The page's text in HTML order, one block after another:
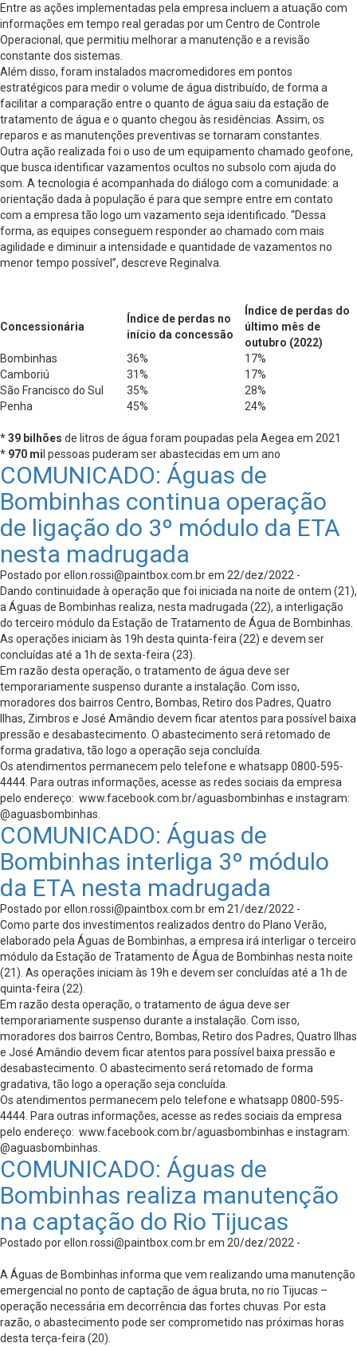
Entre as ações implementadas pela empresa incluem a atuação com
informações em tempo real geradas por um Centro de Controle
Operacional, que permitiu melhorar a manutenção e a revisão
constante dos sistemas.
Além disso, foram instalados macromedidores em pontos
estratégicos para medir o volume de água distribuído, de forma a
facilitar a comparação entre o quanto de água saiu da estação de
tratamento de água e o quanto chegou às residências. Assim, os
reparos e as manutenções preventivas se tornaram constantes.
Outra ação realizada foi o uso de um equipamento chamado geofone,
que busca identificar vazamentos ocultos no subsolo com ajuda do
som. A tecnologia é acompanhada do diálogo com a comunidade: a
orientação dada à população é para que sempre entre em contato
com a empresa tão logo um vazamento seja identificado. “Dessa
forma, as equipes conseguem responder ao chamado com mais
agilidade e diminuir a intensidade e quantidade de vazamentos no
menor tempo possível”, descreve Reginalva.
Concessionária
Índice de perdas no
início da concessão
Índice de perdas do
último mês de
outubro (2022)
Bombinhas
36%
17%
Camboriú
31%
17%
São Francisco do Sul
35%
28%
Penha
45% 24%
*39 bilhões de litros de água foram poupadas pela Aegea em 2021
* 970 mi l pessoas puderam ser abastecidas em um ano
COMUNICADO: Águas de
Bombinhas continua operação
de ligação do 3º módulo da ETA
nesta madrugada
Postado porellon.rossi@paintbox.com.brem 22/dez/2022 -
Dando continuidade à operação que foi iniciada na noite de ontem (21),
a Águas de Bombinhas realiza, nesta madrugada (22), a interligação
do terceiro módulo da Estação de Tratamento de Água de Bombinhas.
As operações iniciam às 19h desta quinta-feira (22) e devem ser
concluídas até a 1h de sexta-feira (23).
Em razão desta operação, o tratamento de água deve ser
temporariamente suspenso durante a instalação. Com isso,
moradores dos bairros Centro, Bombas, Retiro dos Padres, Quatro
Ilhas, Zimbros e José Amândio devem ficar atentos para possível baixa
pressão e desabastecimento. O abastecimento será retomado de
forma gradativa, tão logo a operação seja concluída.
Os atendimentos permanecem pelo telefone e whatsapp 0800-595-
4444. Para outras informações, acesse as redes sociais da empresa
pelo endereço: www.facebook.com.br/aguasbombinhas e instagram:
@aguasbombinhas.
COMUNICADO: Águas de
Bombinhas interliga 3º módulo
da ETA nesta madrugada
Postado porellon.rossi@paintbox.com.brem 21/dez/2022 -
Como parte dos investimentos realizados dentro do Plano Verão,
elaborado pela Águas de Bombinhas, a empresa irá interligar o terceiro
módulo da Estação de Tratamento de Água de Bombinhas nesta noite
(21). As operações iniciam às 19h e devem ser concluídas até a 1h de
quinta-feira (22).
Em razão desta operação, o tratamento de água deve ser
temporariamente suspenso durante a instalação. Com isso,
moradores dos bairros Centro, Bombas, Retiro dos Padres, Quatro Ilhas
e José Amândio devem ficar atentos para possível baixa pressão e
desabastecimento. O abastecimento será retomado de forma
gradativa, tão logo a operação seja concluída.
Os atendimentos permanecem pelo telefone e whatsapp 0800-595-
4444. Para outras informações, acesse as redes sociais da empresa
pelo endereço: www.facebook.com.br/aguasbombinhas e instagram:
@aguasbombinhas.
COMUNICADO: Águas de
Bombinhas realiza manutenção
na captação do Rio Tijucas
Postado porellon.rossi@paintbox.com.brem 20/dez/2022 -
A Águas de Bombinhas informa que vem realizando uma manutenção
emergencial no ponto de captação de água bruta, no rio Tijucas –
operação necessária em decorrência das fortes chuvas. Por esta
razão, o abastecimento pode ser comprometido nas próximas horas
desta terça-feira (20).